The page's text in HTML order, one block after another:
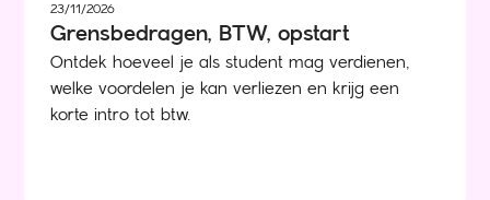
23/11/2026
Grensbedragen, BTW, opstart
Ontdek hoeveel je als student mag verdienen,
welke voordelen je kan verliezen en krijg een
korte intro tot btw.